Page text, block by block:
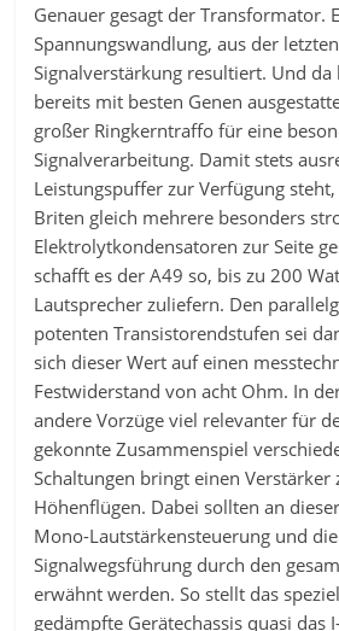
Genauer gesagt der Transformator.
Spannungswandlung, aus der
Signalverstärkung resultiert. Und da
bereits mit besten Genen
großer Ringkerntraffo für eine
Signalverarbeitung. Damit stets
Leistungspuffer zur Verfügung
Briten gleich mehrere besonders
Elektrolytkondensatoren zur Seite
schafft es der A49 so, bis zu 200
Lautsprecher zuliefern. Den
potenten Transistorendstufen sei
sich dieser Wert auf einen
Festwiderstand von acht Ohm. In
andere Vorzüge viel relevanter für
gekonnte Zusammenspiel
Schaltungen bringt einen Verstärker
Höhenflügen. Dabei sollten an
Mono-Lautstärkensteuerung und
Signalwegsführung durch den
erwähnt werden. So stellt das
gedämpfte Gerätechassis quasi das